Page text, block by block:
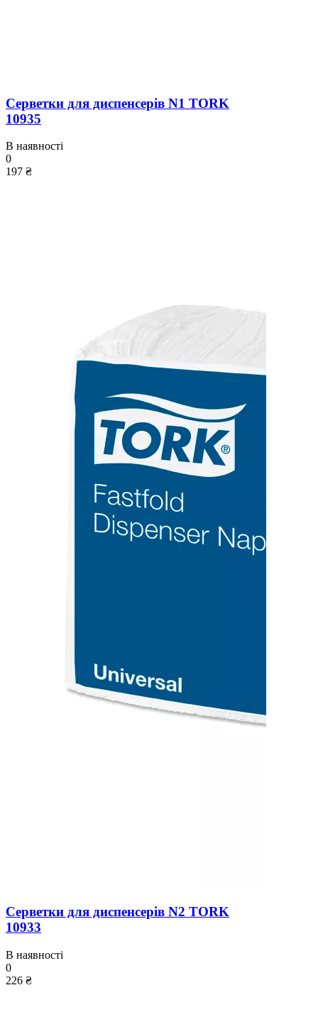
Серветки для диспенсерів N1 TORK
10935
В наявності
0
197 ₴
Серветки для диспенсерів N2 TORK
10933
В наявності
0
226 ₴